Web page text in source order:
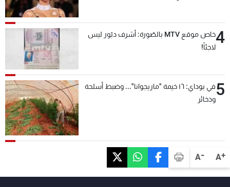
A+
A-
4
خاص موقع MTV بالصّورة: أشرف دبّور ليس
لاجئاً!
5
في بوداي: ١٦ خيمة "ماريجوانا"... وضبط أسلحة
وذخائر